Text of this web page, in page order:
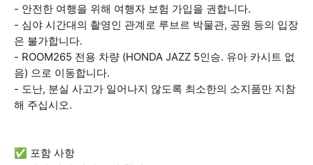
- 안전한 여행을 위해 여행자 보험 가입을 권합니다.
- 심야 시간대의 촬영인 관계로 루브르 박물관, 공원 등의 입장
은 불가합니다.
- ROOM265 전용 차량 (HONDA JAZZ 5인승. 유아 카시트 없
음) 으로 이동합니다.
- 도난, 분실 사고가 일어나지 않도록 최소한의 소지품만 지참
해 주십시오.
✅ 포함 사항